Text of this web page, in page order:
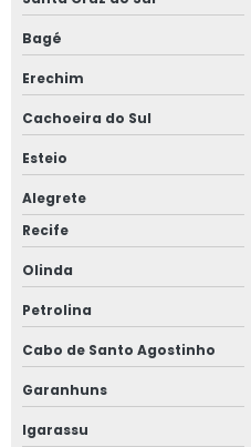
Bagé
Erechim
Cachoeira do Sul
Esteio
Alegrete
Recife
Olinda
Petrolina
Cabo de Santo Agostinho
Garanhuns
Igarassu